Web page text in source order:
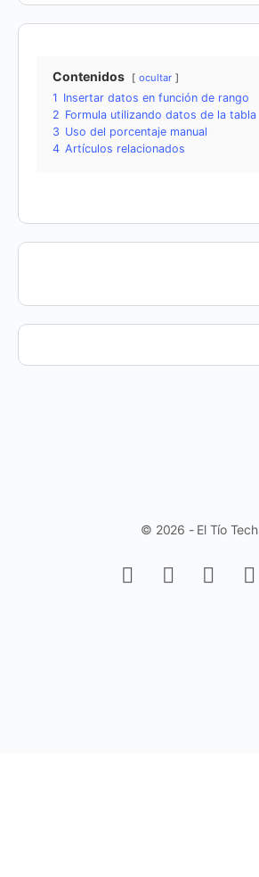
Contenidos ocultar
1 Insertar datos en función de rango
2 Formula utilizando datos de la tabla
3 Uso del porcentaje manual
4 Artículos relacionados
© 2026 - El Tío Tech